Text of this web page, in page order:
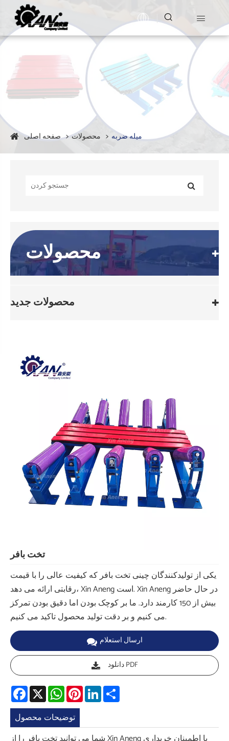
 
صفحه اصلی محصولات میله ضربه
محصولات
محصولات جدید
تخت بافر
یکی از تولیدکنندگان چینی تخت بافر که کیفیت عالی را با قیمت
رقابتی ارائه می دهد، Xin Aneng است. Xin Aneng در حال حاضر
بیش از 150 کارمند دارد. ما بر کوچک بودن اما دقیق بودن تمرکز
می کنیم و بر دقت تولید محصول تاکید می کنیم.
ارسال استعلام
دانلود PDF
Facebook
X WhatsAppPinterestLinkedIn
توضیحات محصول